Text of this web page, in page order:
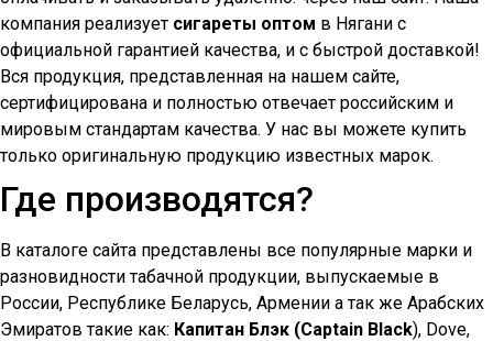
компания реализует сигареты оптом в Нягани с
официальной гарантией качества, и с быстрой доставкой!
Вся продукция, представленная на нашем сайте,
сертифицирована и полностью отвечает российским и
мировым стандартам качества. У нас вы можете купить
только оригинальную продукцию известных марок.
Где производятся?
В каталоге сайта представлены все популярные марки и
разновидности табачной продукции, выпускаемые в
России, Республике Беларусь, Армении а так же Арабских
Эмиратов такие как: Капитан Блэк (Captain Black), Dove,